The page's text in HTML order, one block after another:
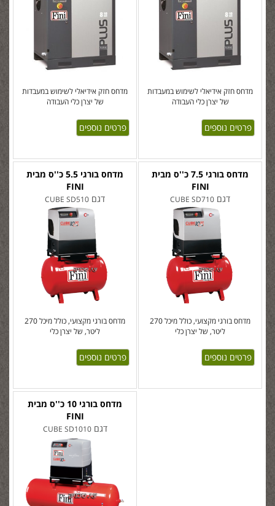
מדחס חזק אידיאלי לשימוש במעבדות
של יצרן כלי העבודה
פרטים נוספים
מדחס חזק אידיאלי לשימוש במעבדות
של יצרן כלי העבודה
פרטים נוספים
מדחס בורגי 5.5 כ''ס מבית
FINI
דגם CUBE SD510
מדחס בורגי מקצועי, כולל מיכל 270
ליטר, של יצרן כלי
פרטים נוספים
מדחס בורגי 7.5 כ''ס מבית
FINI
דגם CUBE SD710
מדחס בורגי מקצועי, כולל מיכל 270
ליטר, של יצרן כלי
פרטים נוספים
מדחס בורגי 10 כ''ס מבית
FINI
דגםCUBE SD1010